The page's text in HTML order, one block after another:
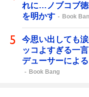
れに…ノブコブ
を明かす
Book
今思い出しても
ッコよすぎる一
デューサーによ
Book Bang